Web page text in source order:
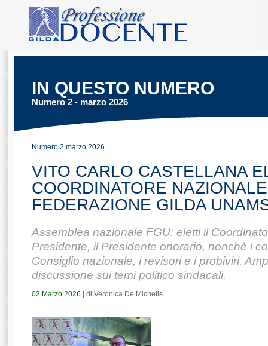
IN QUESTO NUMERO
Numero 2 - marzo 2026
Numero 2 marzo 2026
VITO CARLO CASTELLANA
COORDINATORE
FEDERAZIONE GILDA
Assemblea nazionale FGU: eletti il
Presidente, il Presidente onorario, nonchè i
Consiglio nazionale, i revisori e i probiviri.
discussione sui temi politico sindacali.
02 Marzo 2026 | di Veronica De Michelis